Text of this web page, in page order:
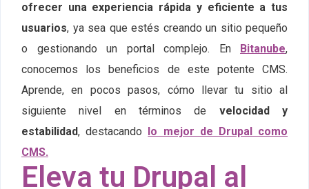
ofrecer una experiencia rápida y eficiente a tus
usuarios, ya sea que estés creando un sitio pequeño
o gestionando un portal complejo. En
Bitanube,
conocemos los beneficios de este potente CMS.
Aprende, en pocos pasos, cómo llevar tu sitio al
siguiente nivel en términos de velocidad y
estabilidad, destacando
lo mejor de Drupal como
CMS.
Eleva tu Drupal al